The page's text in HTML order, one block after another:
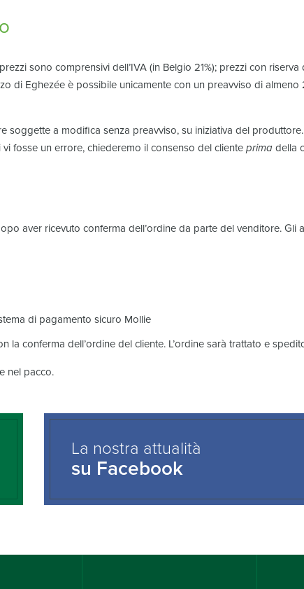
sono comprensivi dell’IVA (in Belgio 21%); prezzi con
di Eghezée è possibile unicamente con un preavviso di
soggette a modifica senza preavviso, su iniziativa del
fosse un errore, chiederemo il consenso del cliente primadella
aver ricevuto conferma dell’ordine da parte del venditore. Gli
di pagamento sicuro Mollie
la conferma dell’ordine del cliente. L’ordine sarà trattato e
nel pacco.
La nostra attualità
su Facebook